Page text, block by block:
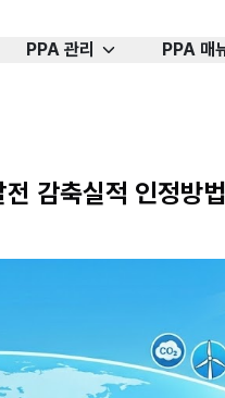
PPA 관리 PPA 매
감축실적 인정방법